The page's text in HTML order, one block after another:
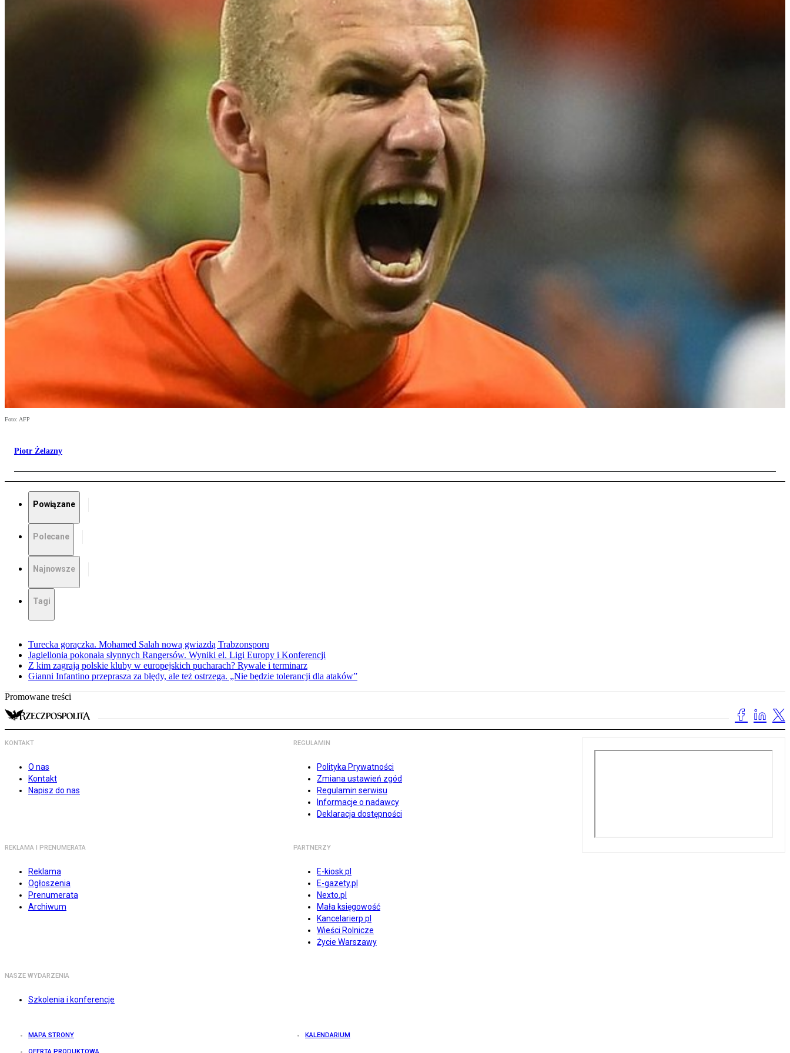
Foto: AFP
Piotr Żelazny
Powiązane
Polecane
Najnowsze
Tagi
Turecka gorączka. Mohamed Salah nową gwiazdą Trabzonsporu
Jagiellonia pokonała słynnych Rangersów. Wyniki el. Ligi Europy i Konferencji
Z kim zagrają polskie kluby w europejskich pucharach? Rywale i terminarz
Gianni Infantino przeprasza za błędy, ale też ostrzega. „Nie będzie tolerancji dla ataków”
Promowane treści
KONTAKT
O nas
Kontakt
Napisz do nas
REGULAMIN
Polityka Prywatności
Zmiana ustawień zgód
Regulamin serwisu
Informacje o nadawcy
Deklaracja dostępności
REKLAMA I PRENUMERATA
Reklama
Ogłoszenia
Prenumerata
Archiwum
PARTNERZY
E-kiosk.pl
E-gazety.pl
Nexto.pl
Mała księgowość
Kancelarierp.pl
Wieści Rolnicze
Życie Warszawy
NASZE WYDARZENIA
Szkolenia i konferencje
MAPA STRONY KALENDARIUM